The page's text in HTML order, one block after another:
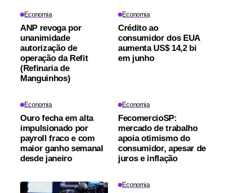
Economia
ANP revoga por
unanimidade
autorização de
operação da Refit
(Refinaria de
Manguinhos)
Economia
Crédito ao
consumidor dos EUA
aumenta US$ 14,2 bi
em junho
Economia
Ouro fecha em alta
impulsionado por
payroll fraco e com
maior ganho semanal
desde janeiro
Economia
FecomercioSP:
mercado de trabalho
apoia otimismo do
consumidor, apesar de
juros e inflação
Economia